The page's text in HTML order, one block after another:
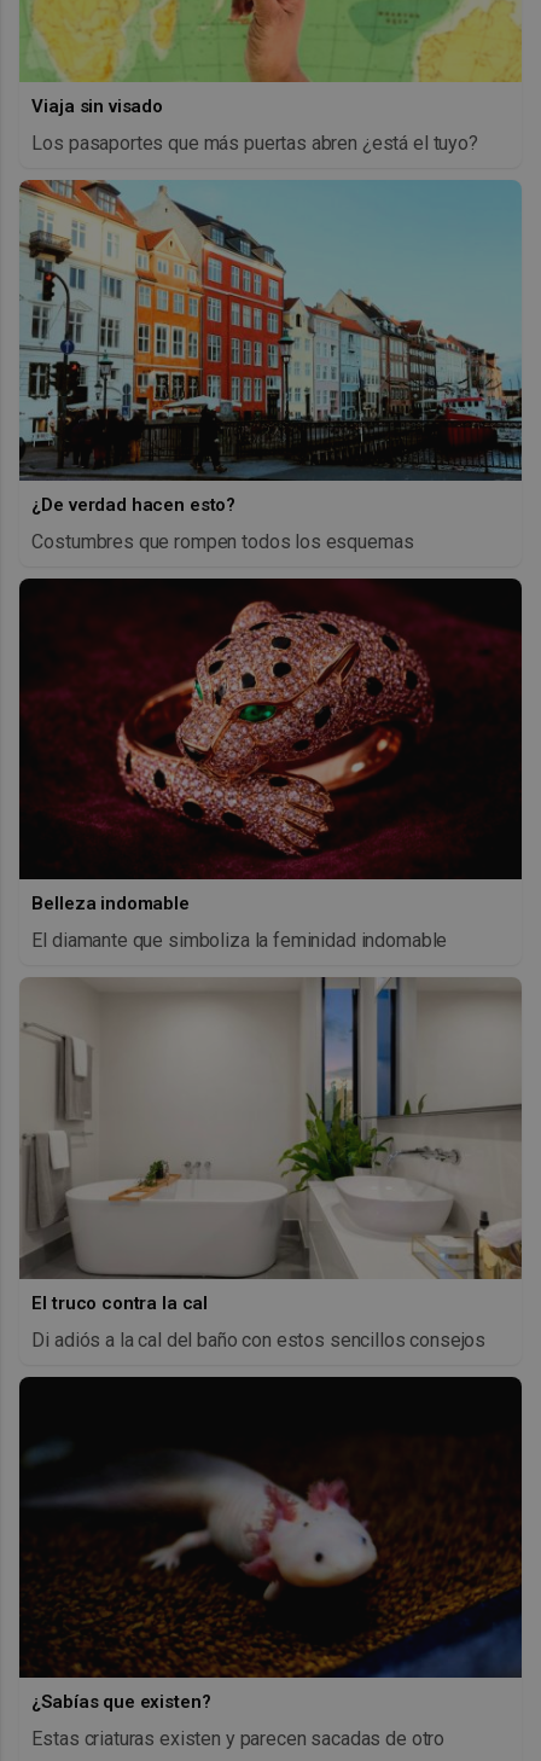
Viaja sin visado
Los pasaportes que más puertas abren ¿está el tuyo?
¿De verdad hacen esto?
Costumbres que rompen todos los esquemas
Belleza indomable
El diamante que simboliza la feminidad indomable
El truco contra la cal
Di adiós a la cal del baño con estos sencillos consejos
¿Sabías que existen?
Estas criaturas existen y parecen sacadas de otro